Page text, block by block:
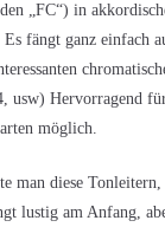
„FC“) in
Es fängt ganz einfach
usw) Hervorragend
möglich.
man diese
lustig am Anfang,